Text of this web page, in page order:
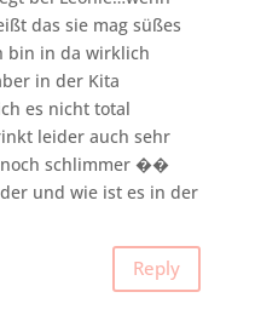
das sie mag süßes
in da wirklich
in der Kita
es nicht total
leider auch sehr
noch schlimmer ��
und wie ist es in der
Reply